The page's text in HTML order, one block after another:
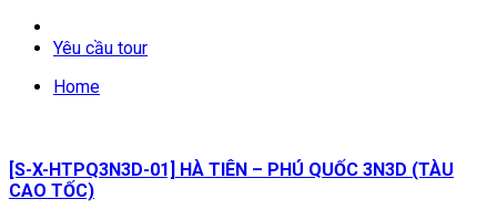
Yêu cầu tour
Home
[S-X-HTPQ3N3D-01] HÀ TIÊN – PHÚ QUỐC 3N3D (TÀU
CAO TỐC)